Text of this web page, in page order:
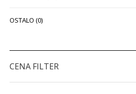
OSTALO (0)
CENA FILTER